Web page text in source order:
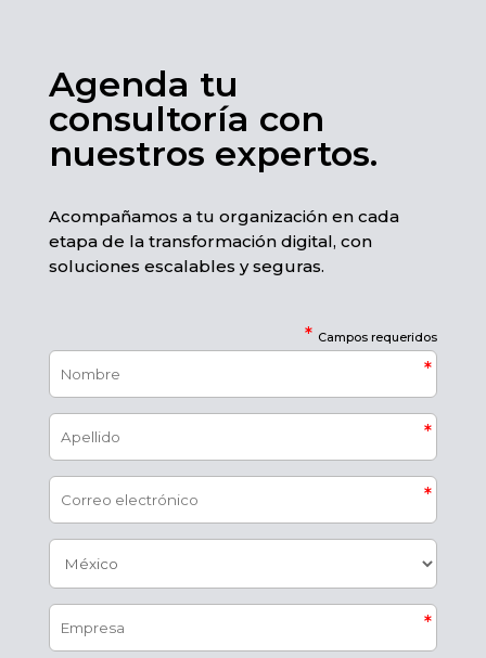
Agenda tu
consultoría con
nuestros expertos.​
Acompañamos a tu organización en cada
etapa de la transformación digital, con
soluciones escalables y seguras.​
* Campos requeridos